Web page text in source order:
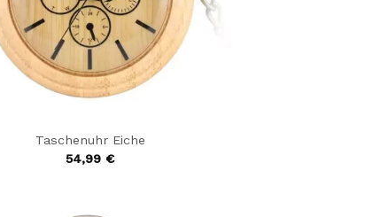
Taschenuhr Eiche
54,99 €